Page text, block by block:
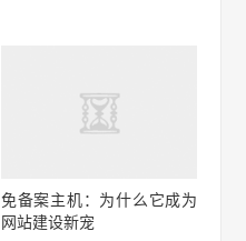
免备案主机：为什么它成为
网站建设新宠